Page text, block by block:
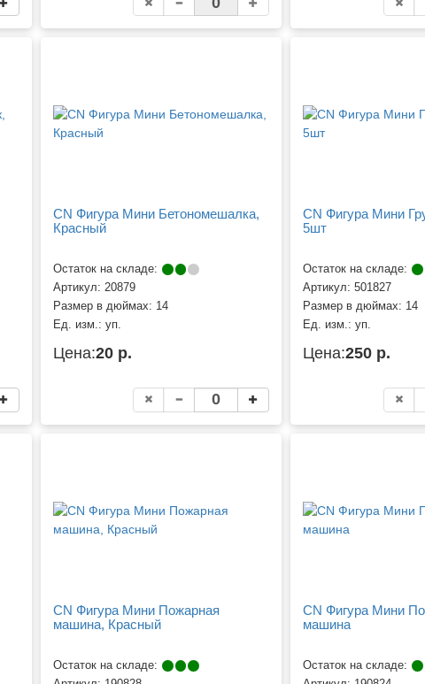
CN Фигура Мини Бетономешалка,
Красный
Остаток на складе:
Артикул: 20879
Размер в дюймах: 14
Ед. изм.: уп.
Цена:20 р.
CN Фигура Мини
5шт
Остаток на складе:
Артикул:501827
Размер в дюймах: 14
Ед. изм.:уп.
Цена:250 р.
CN Фигура Мини Пожарная
машина, Красный
Остаток на складе:
CN Фигура Мини
машина
Остаток на складе: